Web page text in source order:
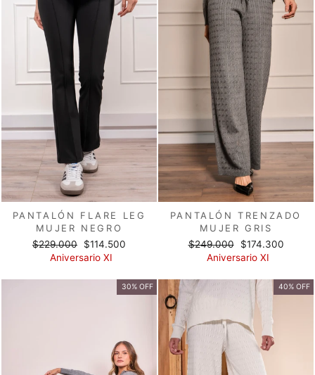
PANTALÓN FLARE LEG
MUJER NEGRO
Precio
habitual
$229.000
Precio
de
$114.500
Aniversario XI
PANTALÓN TRENZADO
MUJER GRIS
Precio
habitual
$249.000
Precio
de
$174.300
Aniversario XI
30% OFF 40% OFF